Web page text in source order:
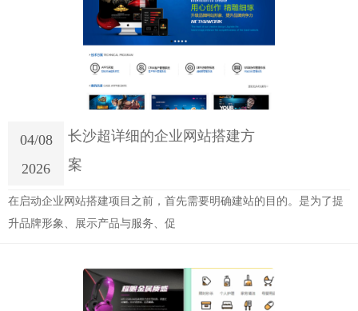
04/08
2026
长沙超详细的企业网站搭建方
案
在启动企业网站搭建项目之前，首先需要明确建站的目的。是为了提
升品牌形象、展示产品与服务、促